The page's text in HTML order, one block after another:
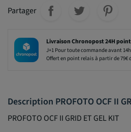
Partager
Livraison Chronopost 24H
J+1 Pour toute commande avant
Offert en point relais à partir de 79€
Description PROFOTO OCF II
PROFOTO OCF II GRID ET GEL KIT